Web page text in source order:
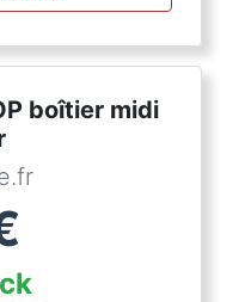
boîtier midi